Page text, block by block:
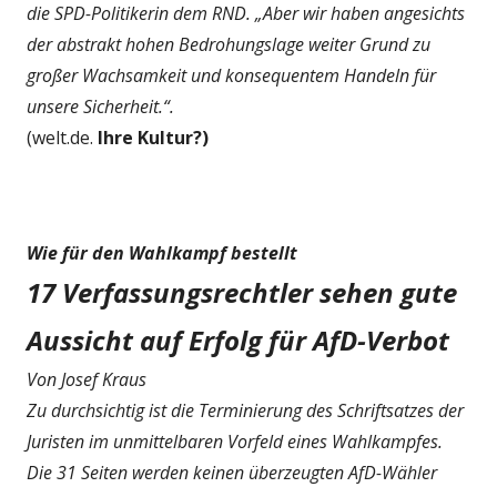
die SPD-Politikerin dem RND. „Aber wir haben angesichts
der abstrakt hohen Bedrohungslage weiter Grund zu
großer Wachsamkeit und konsequentem Handeln für
unsere Sicherheit.“.
(welt.de. Ihre Kultur?)
Wie für den Wahlkampf bestellt
17 Verfassungsrechtler sehen gute
Aussicht auf Erfolg für AfD-Verbot
Von Josef Kraus
Zu durchsichtig ist die Terminierung des Schriftsatzes der
Juristen im unmittelbaren Vorfeld eines Wahlkampfes.
Die 31 Seiten werden keinen überzeugten AfD-Wähler